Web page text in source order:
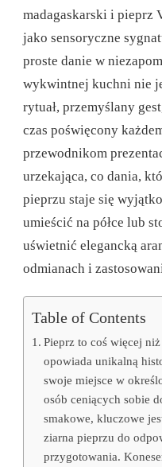
madagaskarski i pieprz
jako sensoryczne
proste danie w
wykwintnej kuchni nie
rytuał, przemyślany
czas poświęcony
przewodnikom
urzekająca, co dania,
pieprzu staje się
umieścić na półce lub
uświetnić elegancką
odmianach i
Table of Contents
Pieprz to coś więcej
opowiada unikalną
swoje miejsce w
osób ceniących sobie
smakowe, kluczowe
ziarna pieprzu do
przygotowania.